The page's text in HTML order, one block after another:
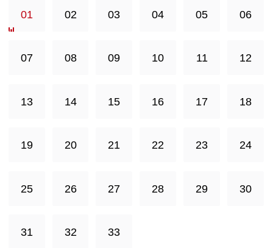
01 02 03 04 05 06
07 08 09 10 11 12
13 14 15 16 17 18
19 20 21 22 23 24
25 26 27 28 29 30
31 32 33